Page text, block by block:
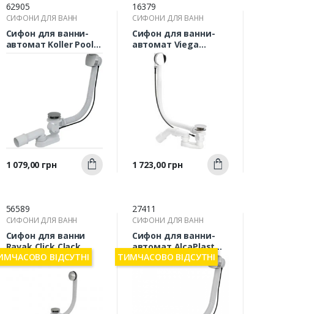
62905
СИФОНИ ДЛЯ ВАНН
Сифон для ванни-
автомат Koller Pool
Швидкий
перегляд
Ціна
1 079,00 грн Купити
16379
СИФОНИ ДЛЯ ВАНН
Сифон для ванни-
автомат Viega
285357 Simplex
Швидкий
перегляд
Ціна
1 723,00 грн Купити
56589
СИФОНИ ДЛЯ ВАНН
Сифон для ванни
Ravak Click Clack
X01377
ВІДСУТНІ
27411
СИФОНИ ДЛЯ ВАНН
Сифон для ванни-
автомат AlcaPlast
A51CR
ТИМЧАСОВО ВІДСУТНІ